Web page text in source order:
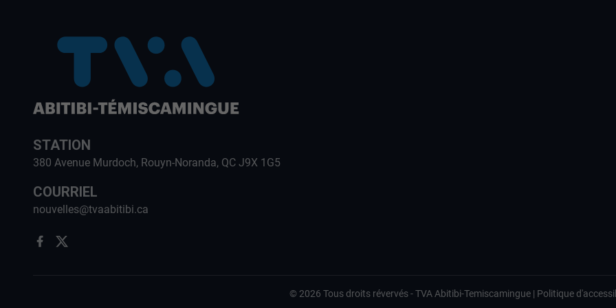
STATION
380 Avenue Murdoch, Rouyn-Noranda, QC J9X 1G5
COURRIEL
nouvelles@tvaabitibi.ca
© 2026 Tous droits révervés -TVA Abitibi-Temiscamingue | Politique